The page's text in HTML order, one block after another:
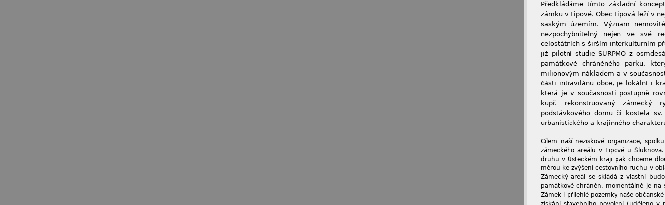
Předkládáme tímto základní
zámku v Lipové. Obec Lipová leží v
saským územím. Význam
nezpochybnitelný nejen ve své
celostátních s širším interkulturním
již pilotní studie SURPMO z
památkově chráněného parku,
milionovým nákladem a v
části intravilánu obce, je lokální i
která je v současnosti postupně
kupř. rekonstruovaný zámecký
podstávkového domu či kostela
urbanistického a krajinného
Cílem naší neziskové organizace,
zámeckého areálu v Lipové u
druhu v Ústeckém kraji pak chceme
měrou ke zvýšení cestovního ruchu v
Zámecký areál se skládá z vlastní
památkově chráněn, momentálně je na
Zámek i přilehlé pozemky naše
získání stavebního povolení (uděleno v